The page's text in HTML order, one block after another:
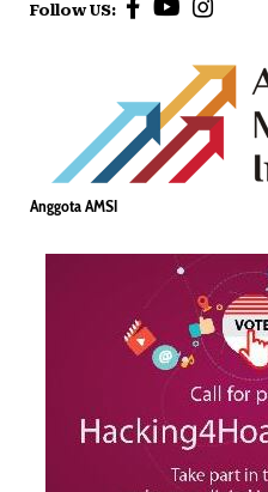
Follow US:
Anggota AMSI